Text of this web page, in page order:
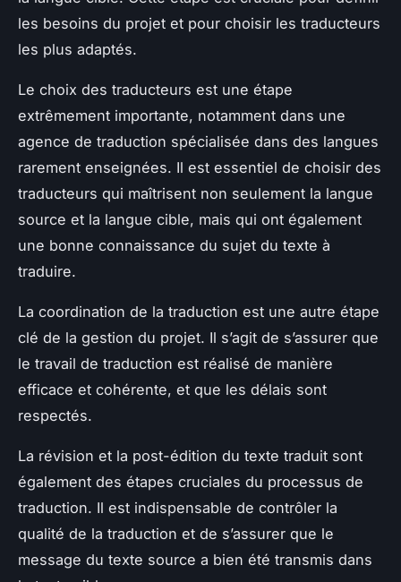
les besoins du projet et pour choisir les traducteurs
les plus adaptés.
Le choix des traducteurs est une étape
extrêmement importante, notamment dans une
agence de traduction spécialisée dans des langues
rarement enseignées. Il est essentiel de choisir des
traducteurs qui maîtrisent non seulement la langue
source et la langue cible, mais qui ont également
une bonne connaissance du sujet du texte à
traduire.
La coordination de la traduction est une autre étape
clé de la gestion du projet. Il s’agit de s’assurer que
le travail de traduction est réalisé de manière
efficace et cohérente, et que les délais sont
respectés.
La révision et la post-édition du texte traduit sont
également des étapes cruciales du processus de
traduction. Il est indispensable de contrôler la
qualité de la traduction et de s’assurer que le
message du texte source a bien été transmis dans